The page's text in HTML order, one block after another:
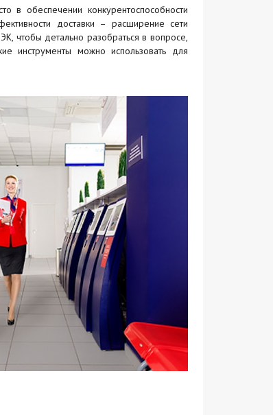
в обеспечении конкурентоспособности
доставки – расширение сети
чтобы детально разобраться в вопросе,
инструменты можно использовать для